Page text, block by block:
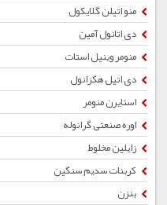
منو اتیلن گلایکول
دی اتانول آمین
منومر وینیل استات
دی اتیل هگزانول
استایرن منومر
اوره صنعتی گرانوله
زایلین مخلوط
کربنات سدیم سنگین
بنزن